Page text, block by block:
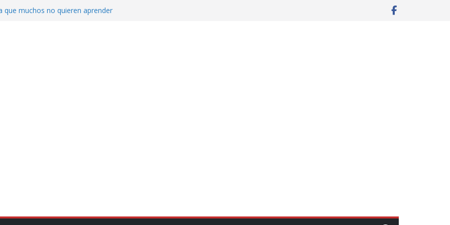
que muchos no quieren aprender